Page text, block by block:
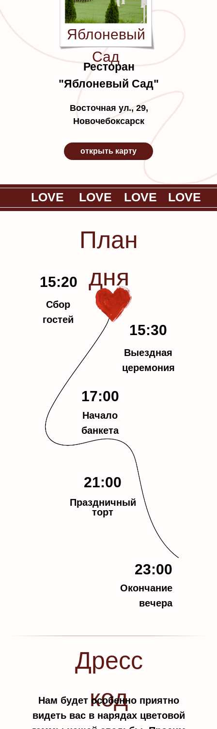
открыть карту
Ресторан
"Яблоневый Сад"
Восточная ул., 29,
Новочебоксарск
Яблоневый
Сад
LOVE LOVE LOVE
LOVE
LOVE
План
дня
15:20
Сбор
гостей
Выездная
церемония
Начало
банкета
Праздничный
торт
Окончание
вечера
15:30
17:00
21:00
23:00
Дресс
код
Нам будет особенно приятно
видеть вас в нарядах цветовой